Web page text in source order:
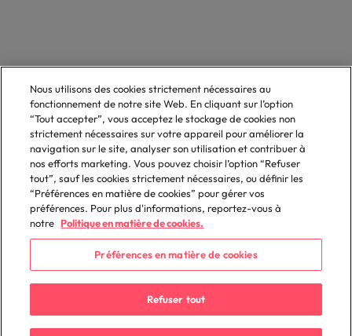
Nous utilisons des cookies strictement nécessaires au
fonctionnement de notre site Web. En cliquant sur l’option
“Tout accepter”, vous acceptez le stockage de cookies non
strictement nécessaires sur votre appareil pour améliorer la
navigation sur le site, analyser son utilisation et contribuer à
nos efforts marketing. Vous pouvez choisir l’option “Refuser
tout”, sauf les cookies strictement nécessaires, ou définir les
“Préférences en matière de cookies” pour gérer vos
préférences. Pour plus d'informations, reportez-vous à
notre Politique en matière de cookies.
Préférences en matière de cookies
Refuser tout